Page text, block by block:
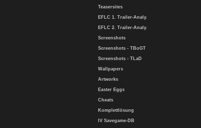
Teasersites
EFLC 1. Trailer-Analy.
EFLC 2. Trailer-Analy.
Screenshots
Screenshots - TBoGT
Screenshots - TLaD
Wallpapers
Artworks
Easter Eggs
Cheats
Komplettlösung
IV Savegame-DB